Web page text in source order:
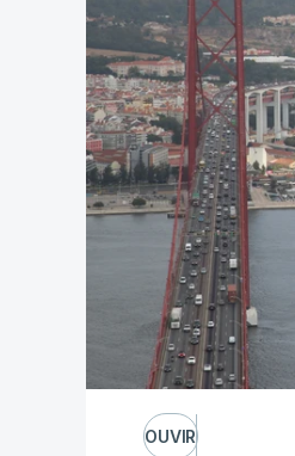
OUVIR